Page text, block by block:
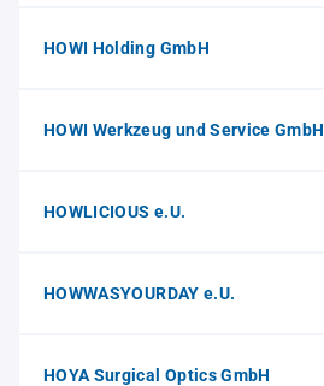
HOWI Holding GmbH
HOWI Werkzeug und Service GmbH
HOWLICIOUS e.U.
HOWWASYOURDAY e.U.
HOYA Surgical Optics GmbH